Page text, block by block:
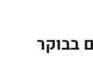
בבוקר